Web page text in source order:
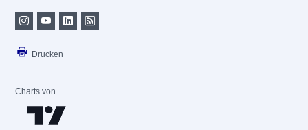
Drucken
Charts von